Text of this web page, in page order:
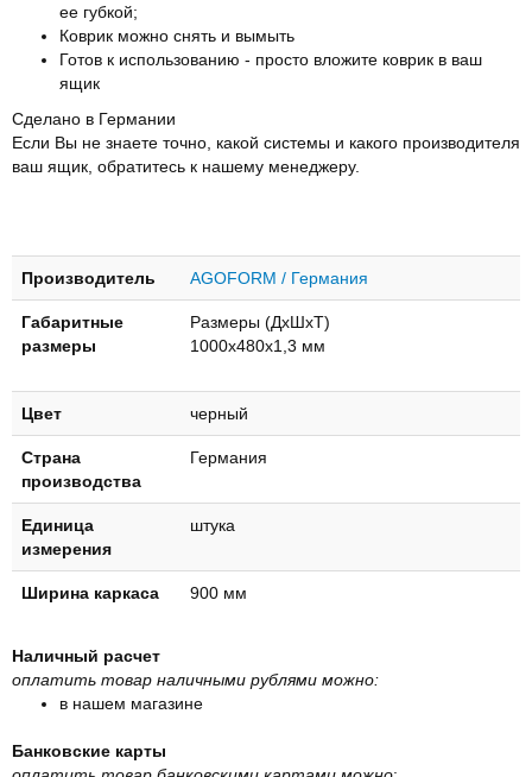
ее губкой;
Коврик можно снять и вымыть
Готов к использованию - просто вложите коврик в ваш
ящик
Сделано в Германии
Если Вы не знаете точно, какой системы и какого производителя
ваш ящик, обратитесь к нашему менеджеру.
Производитель AGOFORM / Германия
Габаритные
размеры
Размеры (ДхШхТ)
1000х480х1,3 мм
Цвет черный
Страна
производства
Германия
Единица
измерения
штука
Ширина каркаса 900 мм
Наличный расчет
оплатить товар наличными рублями можно:
в нашем магазине
Банковские карты